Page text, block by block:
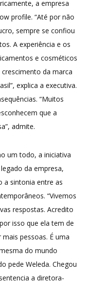
a empresa
profile. “Até por não
sempre se confiou
A experiência e os
e cosméticos
da marca
explica a executiva.
“Muitos
que a
admite.
um todo, a iniciativa
da empresa,
a sintonia entre as
“Vivemos
respostas. Acredito
isso que ela tem de
pessoas. É uma
do mundo
pede Weleda. Chegou
a diretora-